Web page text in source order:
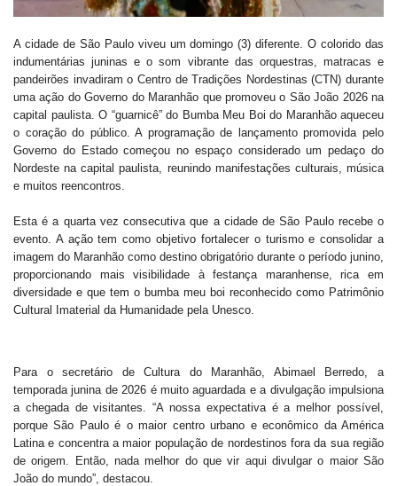
A cidade de São Paulo viveu um domingo (3) diferente. O colorido das
indumentárias juninas e o som vibrante das orquestras, matracas e
pandeirões invadiram o Centro de Tradições Nordestinas (CTN) durante
uma ação do Governo do Maranhão que promoveu o São João 2026 na
capital paulista. O “guarnicê” do Bumba Meu Boi do Maranhão aqueceu
o coração do público. A programação de lançamento promovida pelo
Governo do Estado começou no espaço considerado um pedaço do
Nordeste na capital paulista, reunindo manifestações culturais, música
e muitos reencontros.
Esta é a quarta vez consecutiva que a cidade de São Paulo recebe o
evento. A ação tem como objetivo fortalecer o turismo e consolidar a
imagem do Maranhão como destino obrigatório durante o período junino,
proporcionando mais visibilidade à festança maranhense, rica em
diversidade e que tem o bumba meu boi reconhecido como Patrimônio
Cultural Imaterial da Humanidade pela Unesco.
Para o secretário de Cultura do Maranhão, Abimael Berredo, a
temporada junina de 2026 é muito aguardada e a divulgação impulsiona
a chegada de visitantes. “A nossa expectativa é a melhor possível,
porque São Paulo é o maior centro urbano e econômico da América
Latina e concentra a maior população de nordestinos fora da sua região
de origem. Então, nada melhor do que vir aqui divulgar o maior São
João do mundo”, destacou.